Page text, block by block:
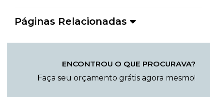
Páginas Relacionadas
ENCONTROU O QUE PROCURAVA?
Faça seu orçamento grátis agora mesmo!